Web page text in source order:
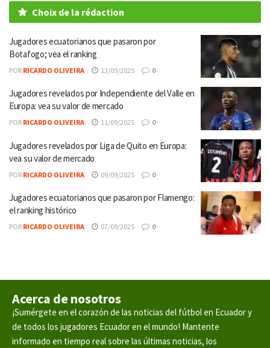
Choix de la rédaction
Jugadores ecuatorianos que pasaron por
Botafogo; vea el ranking
POR RICARDO OLIVEIRA 13/09/2025 0
Jugadores revelados por Independiente del Valle en
Europa: vea su valor de mercado
POR RICARDO OLIVEIRA 11/09/2025 0
Jugadores revelados por Liga de Quito en Europa:
vea su valor de mercado
POR RICARDO OLIVEIRA 09/09/2025 0
Jugadores ecuatorianos que pasaron por Flamengo:
el ranking histórico
POR RICARDO OLIVEIRA 07/09/2025 0
Acerca de nosotros
¡Sumérgete en el corazón de las noticias del fútbol en Ecuador y
de todos los jugadores Ecuador en el mundo! Mantente
informado en tiempo real sobre las últimas noticias, los